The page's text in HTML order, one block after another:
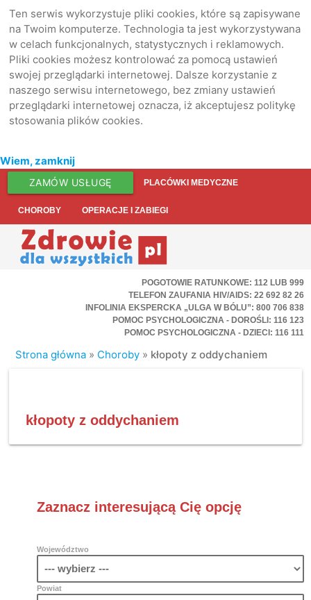
Ten serwis wykorzystuje pliki cookies, które są zapisywane
na Twoim komputerze. Technologia ta jest wykorzystywana
w celach funkcjonalnych, statystycznych i reklamowych.
Pliki cookies możesz kontrolować za pomocą ustawień
swojej przeglądarki internetowej. Dalsze korzystanie z
naszego serwisu internetowego, bez zmiany ustawień
przeglądarki internetowej oznacza, iż akceptujesz politykę
stosowania plików cookies.
Wiem, zamknij
ZAMÓW USŁUGĘ PLACÓWKI MEDYCZNE
CHOROBY OPERACJE I ZABIEGI
POGOTOWIE RATUNKOWE: 112 LUB 999
TELEFON ZAUFANIA HIV/AIDS: 22 692 82 26
INFOLINIA EKSPERCKA „ULGA W BÓLU”: 800 706 838
POMOC PSYCHOLOGICZNA - DOROŚLI: 116 123
POMOC PSYCHOLOGICZNA - DZIECI: 116 111
Strona główna » Choroby » kłopoty z oddychaniem
kłopoty z oddychaniem
Zaznacz interesującą Cię opcję
Województwo
Powiat